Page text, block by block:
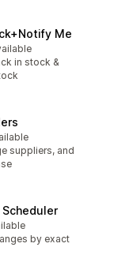
Me
in stock &
suppliers, and
by exact